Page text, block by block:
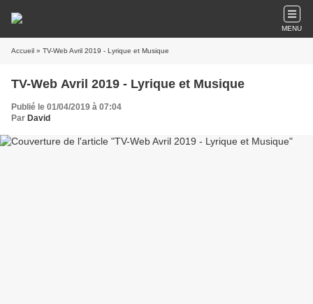
MENU
Accueil » TV-Web Avril 2019 - Lyrique et Musique
TV-Web Avril 2019 - Lyrique et Musique
Publié le 01/04/2019 à 07:04
Par David